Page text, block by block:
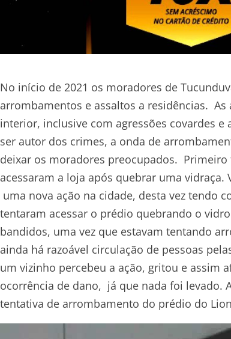
No início de 2021 os moradores de
arrombamentos e assaltos a residências.
interior, inclusive com agressões covardes
ser autor dos crimes, a onda de
deixar os moradores preocupados.
acessaram a loja após quebrar uma
uma nova ação na cidade, desta vez tendo
tentaram acessar o prédio quebrando o
bandidos, uma vez que estavam tentando
ainda há razoável circulação de pessoas
um vizinho percebeu a ação, gritou e assim
ocorrência de dano, já que nada foi levado.
tentativa de arrombamento do prédio do